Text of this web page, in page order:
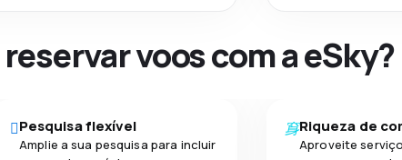
voos com a eSky?
Pesquisa flexível
Amplie a sua pesquisa para incluir
Riqueza de
Aproveite